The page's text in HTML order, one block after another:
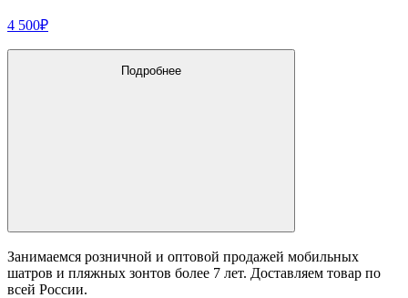
4 500₽
Подробнее
Занимаемся розничной и оптовой продажей мобильных
шатров и пляжных зонтов более 7 лет. Доставляем товар по
всей России.